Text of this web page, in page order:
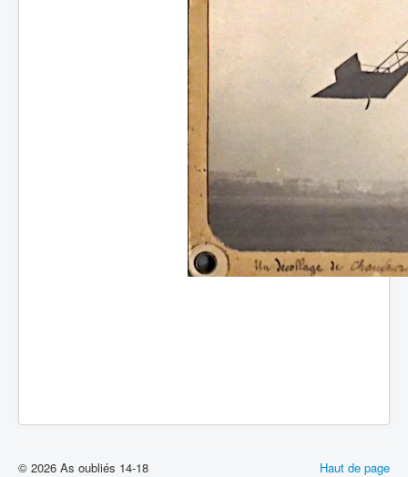
Haut de page
© 2026 As oubliés 14-18